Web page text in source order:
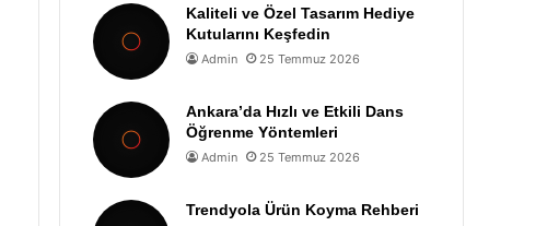
Kaliteli ve Özel Tasarım Hediye
Kutularını Keşfedin
Admin 25 Temmuz 2026
Ankara’da Hızlı ve Etkili Dans
Öğrenme Yöntemleri
Admin 25 Temmuz 2026
Trendyola Ürün Koyma Rehberi